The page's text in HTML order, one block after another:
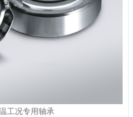
工况专用轴承